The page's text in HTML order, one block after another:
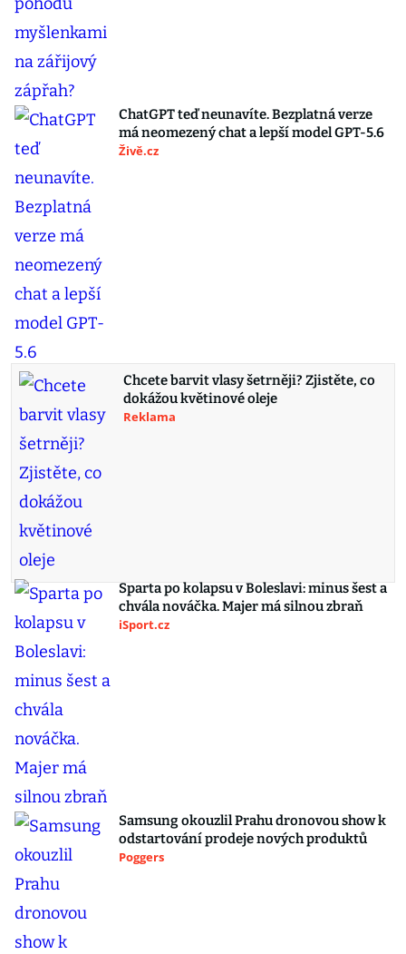
ChatGPT teď neunavíte. Bezplatná verze
má neomezený chat a lepší model GPT-5.6
Živě.cz
Chcete barvit vlasy šetrněji? Zjistěte, co
dokážou květinové oleje
Reklama
Sparta po kolapsu v Boleslavi: minus šest a
chvála nováčka. Majer má silnou zbraň
iSport.cz
Samsung okouzlil Prahu dronovou show k
odstartování prodeje nových produktů
Poggers